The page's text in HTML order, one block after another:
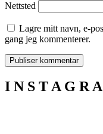
Nettsted
Lagre mitt navn, e-
gang jeg kommenterer.
I N S T A G R